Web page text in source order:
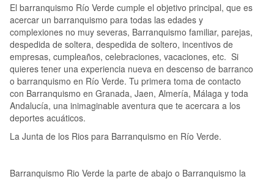
El barranquismo Río Verde cumple el objetivo principal, que es
acercar un barranquismo para todas las edades y
complexiones no muy severas, Barranquismo familiar, parejas,
despedida de soltera, despedida de soltero, incentivos de
empresas, cumpleaños, celebraciones, vacaciones, etc. Si
quieres tener una experiencia nueva en descenso de barranco
o barranquismo en Río Verde. Tu primera toma de contacto
con Barranquismo en Granada, Jaen, Almería, Málaga y toda
Andalucía, una inimaginable aventura que te acercara a los
deportes acuáticos.
La Junta de los Rios para Barranquismo en Río Verde.
Barranquismo Rio Verde la parte de abajo o Barranquismo la